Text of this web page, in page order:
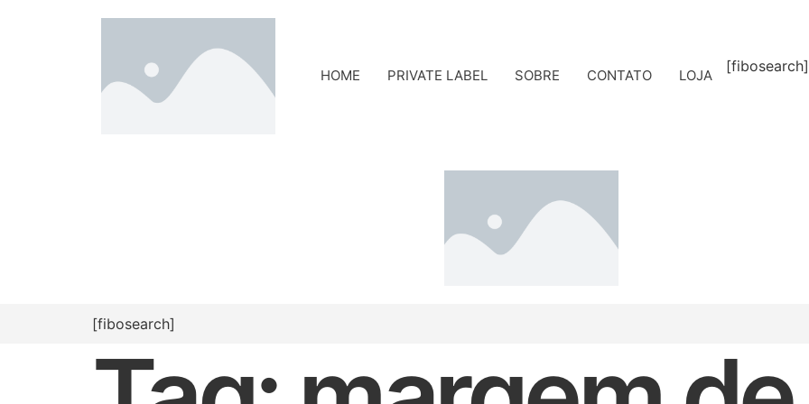
HOME PRIVATE LABEL SOBRE CONTATO LOJA
[fibosearch]
[fibosearch]